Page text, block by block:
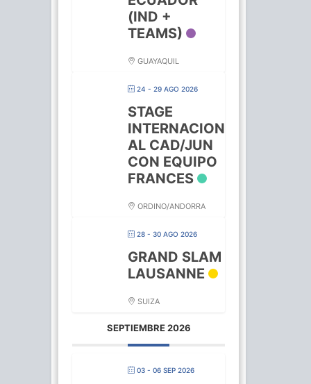
(IND +
TEAMS)
GUAYAQUIL
24 - 29 AGO 2026
STAGE
INTERNACION
AL CAD/JUN
CON EQUIPO
FRANCES
ORDINO/ANDORRA
28 - 30 AGO 2026
GRAND SLAM
LAUSANNE
SUIZA
SEPTIEMBRE 2026
03 - 06 SEP 2026